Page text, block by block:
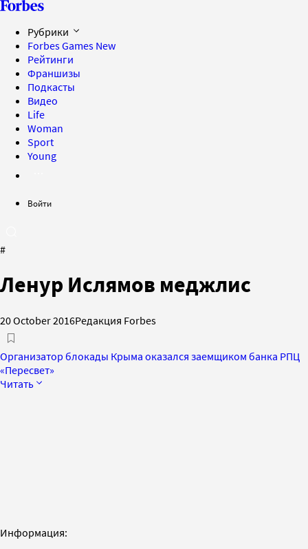
Рубрики
Forbes Games New
Рейтинги
Франшизы
Подкасты
Видео
Life
Woman
Sport
Young
Войти
#
Ленур Ислямов меджлис
20 October 2016Редакция Forbes
Организатор блокады Крыма оказался заемщиком банка РПЦ
«Пересвет»
Читать
Информация: